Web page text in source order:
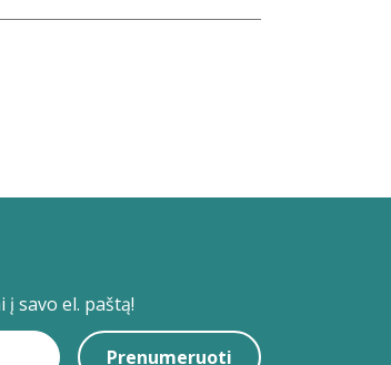
savo el. paštą!
Prenumeruoti